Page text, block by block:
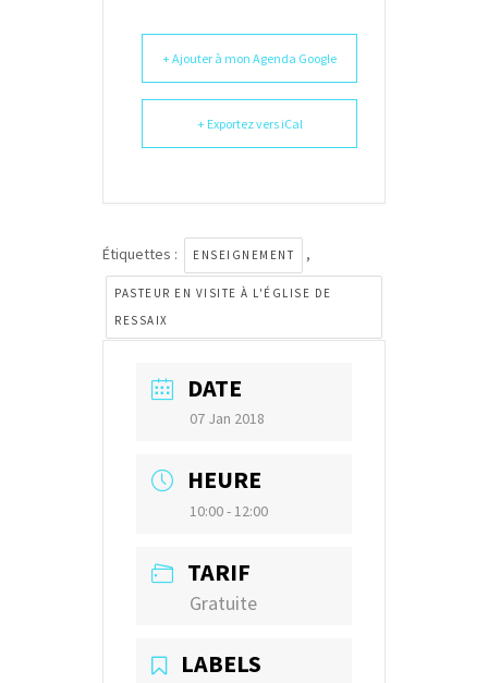
+ Ajouter à mon Agenda Google
+ Exportez vers iCal
Étiquettes : ENSEIGNEMENT ,
PASTEUR EN VISITE À L'ÉGLISE DE
RESSAIX
DATE
07 Jan 2018
HEURE
10:00 - 12:00
TARIF
Gratuite
LABELS